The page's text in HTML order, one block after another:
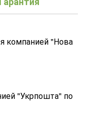
компанией "Нова
"Укрпошта" по